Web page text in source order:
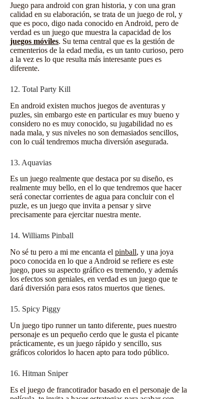
Juego para android con gran historia, y con una gran
calidad en su elaboración, se trata de un juego de rol, y
que es poco, digo nada conocido en Android, pero de
verdad es un juego que muestra la capacidad de los
juegos móviles. Su tema central que es la gestión de
cementerios de la edad media, es un tanto curioso, pero
a la vez es lo que resulta más interesante pues es
diferente.
12. Total Party Kill
En android existen muchos juegos de aventuras y
puzles, sin embargo este en particular es muy bueno y
considero no es muy conocido, su jugabilidad no es
nada mala, y sus niveles no son demasiados sencillos,
con lo cuál tendremos mucha diversión asegurada.
13. Aquavias
Es un juego realmente que destaca por su diseño, es
realmente muy bello, en el lo que tendremos que hacer
será conectar corrientes de agua para concluir con el
puzle, es un juego que invita a pensar y sirve
precisamente para ejercitar nuestra mente.
14. Williams Pinball
No sé tu pero a mi me encanta el pinball, y una joya
poco conocida en lo que a Android se refiere es este
juego, pues su aspecto gráfico es tremendo, y además
los efectos son geniales, en verdad es un juego que te
dará diversión para esos ratos muertos que tienes.
15. Spicy Piggy
Un juego tipo runner un tanto diferente, pues nuestro
personaje es un pequeño cerdo que le gusta el picante
prácticamente, es un juego rápido y sencillo, sus
gráficos coloridos lo hacen apto para todo público.
16. Hitman Sniper
Es el juego de francotirador basado en el personaje de la